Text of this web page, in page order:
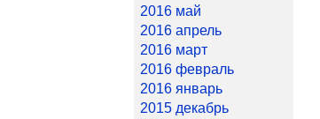
2016 май
2016 апрель
2016 март
2016 февраль
2016 январь
2015 декабрь